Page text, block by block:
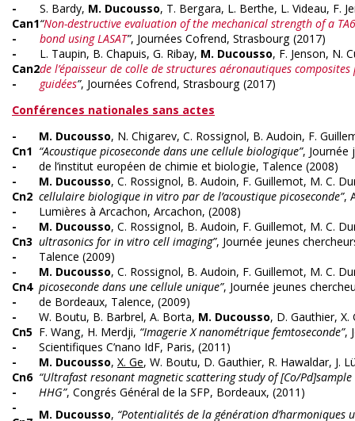
-
Can1
-
S. Bardy, M. Ducousso, T. Bergara, L. Berthe, L. Videau, F.
“Non-destructive evaluation of the mechanical strength of a
bond using LASAT”, Journées Cofrend, Strasbourg (2017)
-
Can2
-
L. Taupin, B. Chapuis, G. Ribay, M. Ducousso, F. Jenson, N.
de l’épaisseur de colle de structures aéronautiques composites
guidées”, Journées Cofrend, Strasbourg (2017)
Conférences nationales sans actes
-
Cn1
-
M. Ducousso, N. Chigarev, C. Rossignol, B. Audoin, F.
“Acoustique picoseconde dans une cellule biologique”, Journée
de l’institut européen de chimie et biologie, Talence (2008)
-
Cn2
-
M. Ducousso, C. Rossignol, B. Audoin, F. Guillemot, M. C.
cellulaire biologique in vitro par de l’acoustique picoseconde”,
Lumières à Arcachon, Arcachon, (2008)
-
Cn3
-
M. Ducousso, C. Rossignol, B. Audoin, F. Guillemot, M. C.
ultrasonics for in vitro cell imaging”, Journée jeunes
Talence (2009)
-
Cn4
-
M. Ducousso, C. Rossignol, B. Audoin, F. Guillemot, M. C.
picoseconde dans une cellule unique”, Journée jeunes
de Bordeaux, Talence, (2009)
-
Cn5
-
W. Boutu, B. Barbrel, A. Borta, M. Ducousso, D. Gauthier, X.
F. Wang, H. Merdji, “Imagerie X nanométrique femtoseconde”,
Scientifiques C’nano IdF, Paris, (2011)
-
Cn6
-
M. Ducousso, X. Ge, W. Boutu, D. Gauthier, R. Hawaldar, J.
“Ultrafast resonant magnetic scattering study of [Co/
HHG”, Congrés Général de la SFP, Bordeaux, (2011)
-
M. Ducousso, “Potentialités de la génération d’harmoniques